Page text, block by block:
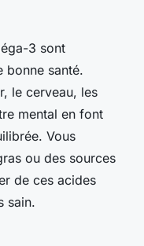
3 sont
bonne santé.
le cerveau, les
mental en font
Vous
ou des sources
de ces acides
sain.